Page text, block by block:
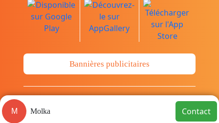
M Molka Contact
Bannières publicitaires
© Copyright 2014-2026 Cava.tn Limited Tous